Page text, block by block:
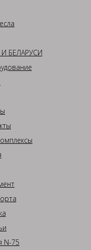
БЕЛАРУСИ
N-75